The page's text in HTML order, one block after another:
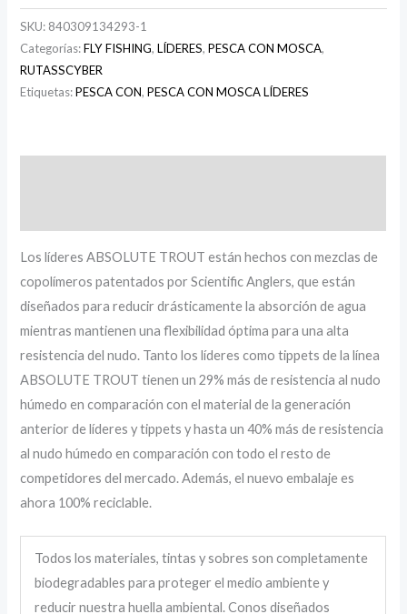
SKU: 840309134293-1
Categorías:FLY FISHING,LÍDERES,PESCA CON MOSCA,
RUTASSCYBER
Etiquetas:PESCA CON,PESCA CON MOSCA LÍDERES
Los líderes ABSOLUTE TROUT están hechos con mezclas de
copolímeros patentados por Scientific Anglers, que están
diseñados para reducir drásticamente la absorción de agua
mientras mantienen una flexibilidad óptima para una alta
resistencia del nudo. Tanto los líderes como tippets de la línea
ABSOLUTE TROUT tienen un 29% más de resistencia al nudo
húmedo en comparación con el material de la generación
anterior de líderes y tippets y hasta un 40% más de resistencia
al nudo húmedo en comparación con todo el resto de
competidores del mercado. Además, el nuevo embalaje es
ahora 100% reciclable.
Todos los materiales, tintas y sobres son completamente
biodegradables para proteger el medio ambiente y
reducir nuestra huella ambiental. Conos diseñados